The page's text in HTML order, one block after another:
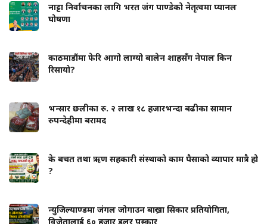
नाट्टा निर्वाचनका लागि भरत जंग पाण्डेको नेतृत्वमा प्यानल
घोषणा
काठमाडौंमा फेरि आगो लाग्यो बालेन शाहसँग नेपाल किन
रिसायो?
भन्सार छलीका रु. २ लाख १८ हजारभन्दा बढीका सामान
रुपन्देहीमा बरामद
के बचत तथा ऋण सहकारी संस्थाको काम पैसाको व्यापार मात्रै हो
?
न्युजिल्याण्डमा जंगल जोगाउन बाख्रा सिकार प्रतियोगिता,
विजेतालाई ६० हजार डलर पुस्कार